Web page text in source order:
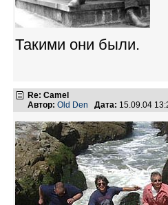
Такими они были.
Re: Camel
Автор: Old Den Дата: 15.09.04